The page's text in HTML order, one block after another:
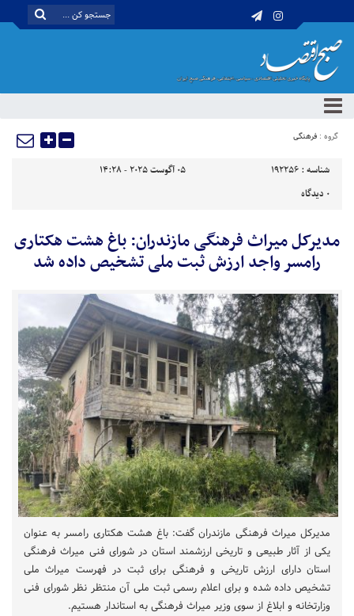
گروه : فرهنگی
شناسه : 192256
05 آگوست 2025 - 14:28
0 دیدگاه
مدیرکل میراث فرهنگی مازندران: باغ هشت هکتاری
رامسر واجد ارزش ثبت ملی تشخیص داده شد
مدیرکل میراث فرهنگی مازندران گفت: باغ هشت هکتاری رامسر به عنوان
یکی از آثار طبیعی و تاریخی ارزشمند استان در شورای فنی میراث فرهنگی
استان دارای ارزش تاریخی و فرهنگی برای ثبت در فهرست میراث ملی
تشخیص داده شده و برای اعلام رسمی ثبت ملی آن منتظر نظر شورای فنی
وزارتخانه و ابلاغ از سوی وزیر میراث فرهنگی به استاندار هستیم.